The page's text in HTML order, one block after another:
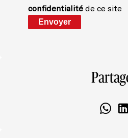
confidentialité de ce site
Envoyer